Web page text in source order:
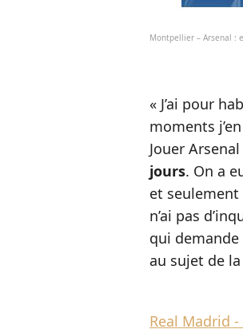
Montpellier – Arsenal :
« J’ai pour
moments
Jouer
jours. On a
et
n’ai pas
qui demande
au sujet de
Real Madrid